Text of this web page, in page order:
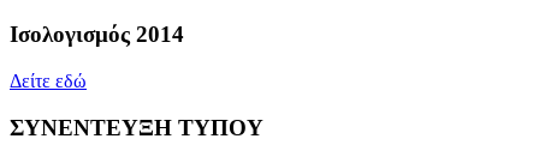
Ισολογισμός 2014
Δείτε εδώ
ΣΥΝΕΝΤΕΥΞΗ ΤΥΠΟΥ